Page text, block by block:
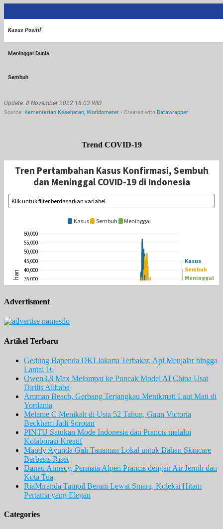
Trend COVID-19
Advertisment
Artikel Terbaru
Gedung Bapenda DKI Jakarta Terbakar, Api Menjalar hingga
Lantai 16
Qwen3.8 Max Melompat ke Puncak Model AI China Usai
Dirilis Alibaba
Amman Beach, Gerbang Terjangkau Menikmati Laut Mati di
Yordania
Melanie C Menikah di Usia 52 Tahun, Gaun Victoria
Beckham Jadi Sorotan
PINTU Satukan Mode Indonesia dan Prancis melalui
Kolaborasi Kreatif
Maudy Ayunda Gali Tanaman Lokal untuk Bahan Skincare
Berbasis Riset
Danau Annecy, Permata Alpen Prancis dengan Air Jernih dan
Kota Tua
RiaMiranda Tampil Berani Lewat Smara, Koleksi Hitam
Pertama yang Elegan
Categories